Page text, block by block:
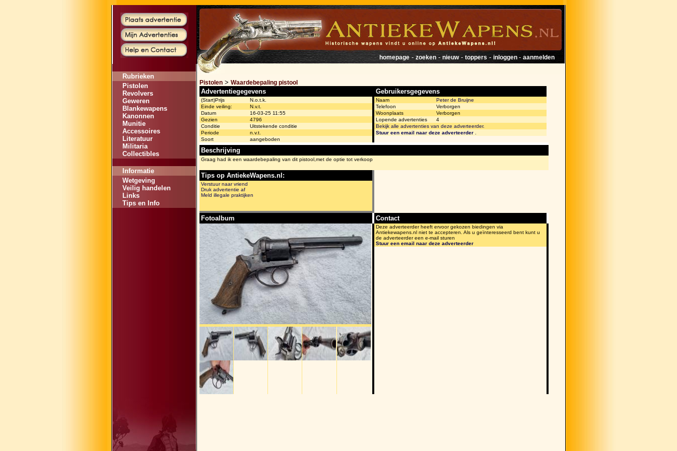
Rubrieken
Pistolen
Revolvers
Geweren
Blankewapens
Kanonnen
Munitie
Accessoires
Literatuur
Militaria
Collectibles
Informatie
Wetgeving
Veilig handelen
Links
Tips en Info
homepage-zoeken-nieuw- toppers- inloggen - aanmelden
Pistolen > Waardebepaling pistool
Advertentiegegevens
(Start)Prijs
N.o.t.k.
Einde veiling:
N.v.t.
Datum
16-03-25 11:55
Gezien
4796
Conditie
Uitstekende conditie
Periode
n.v.t.
Soort
aangeboden
Gebruikersgegevens
Naam
Peter de Bruijne
Telefoon
Verborgen
Woonplaats
Verborgen
Lopende advertenties
4
Bekijk alle advertenties van deze adverteerder.
Stuur een email naar deze adverteerder
Beschrijving
Graag had ik een waardebepaling van dit pistool,met de optie tot verkoop
Tips op AntiekeWapens.nl:
Verstuur naar vriend
Druk advertentie af
Meld illegale praktijken
Fotoalbum Contact
Deze adverteerder heeft ervoor gekozen biedingen via
Antiekewapens.nl niet te accepteren. Als u geïnteresseerd bent kunt u
de adverteerder een e-mail sturen
Stuur een email naar deze adverteerder